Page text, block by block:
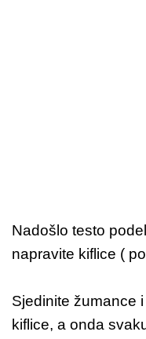
Nadošlo testo
napravite kiflice (
Sjedinite žumance
kiflice, a onda